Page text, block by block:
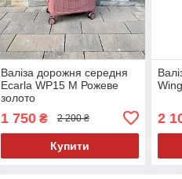
Валіза дорожня середня
Ecarla WP15 М Рожеве
золото
1 750₴ 2 200 ₴
Купити
2